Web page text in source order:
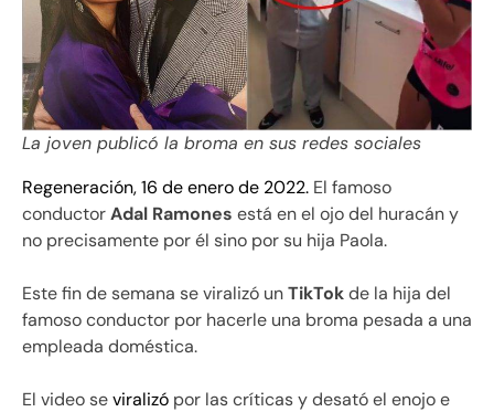
La joven publicó la broma en sus redes sociales
Regeneración, 16 de enero de 2022. El famoso
conductorAdal Ramones está en el ojo del huracán y
no precisamente por él sino por su hija Paola.
Este fin de semana se viralizó unTikTokde la hija del
famoso conductor por hacerle una broma pesada a una
empleada doméstica.
El video seviralizó por las críticas y desató el enojo e